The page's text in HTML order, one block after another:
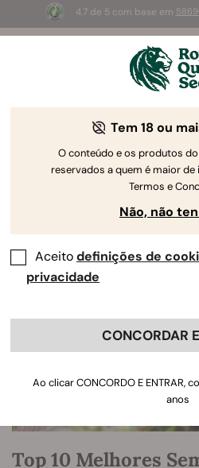
4.7 de 5 com base em
Summer Sales
de desconto! ⏤
The
Blogues sobre o estilo de
Top 10 Melhores
Tem 18 ou
O conteúdo e os produtos
reservados a quem é maior de
Termos e
Não, não
Aceitodefinições de
privacidade
CONCORDAR
Ao clicar CONCORDO E ENTRAR,
anos